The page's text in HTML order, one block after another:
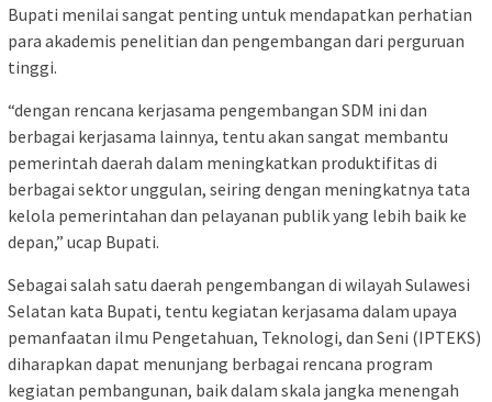
Bupati menilai sangat penting untuk mendapatkan perhatian
para akademis penelitian dan pengembangan dari perguruan
tinggi.
“dengan rencana kerjasama pengembangan SDM ini dan
berbagai kerjasama lainnya, tentu akan sangat membantu
pemerintah daerah dalam meningkatkan produktifitas di
berbagai sektor unggulan, seiring dengan meningkatnya tata
kelola pemerintahan dan pelayanan publik yang lebih baik ke
depan,” ucap Bupati.
Sebagai salah satu daerah pengembangan di wilayah Sulawesi
Selatan kata Bupati, tentu kegiatan kerjasama dalam upaya
pemanfaatan ilmu Pengetahuan, Teknologi, dan Seni (IPTEKS)
diharapkan dapat menunjang berbagai rencana program
kegiatan pembangunan, baik dalam skala jangka menengah